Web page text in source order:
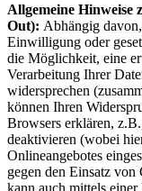
Allgemeine
Out): Abhängig
Einwilligung oder
die Möglichkeit, eine
Verarbeitung Ihrer
widersprechen
können Ihren
Browsers erklären,
deaktivieren (wobei
Onlineangebotes
gegen den Einsatz
kann auch mittels